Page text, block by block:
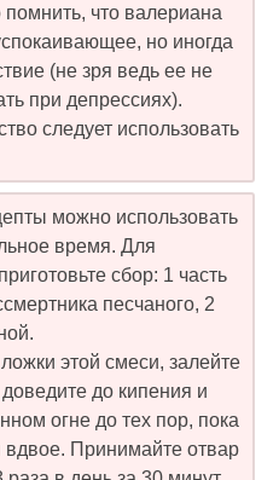
что валериана
но иногда
(не зря ведь ее не
при депрессиях).
следует использовать
можно использовать
время. Для
сбор: 1 часть
песчаного, 2
этой смеси, залейте
до кипения и
огне до тех пор, пока
Принимайте отвар